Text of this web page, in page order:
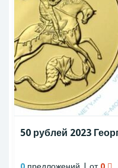
50 рублей 2023
0 предложений | от 0